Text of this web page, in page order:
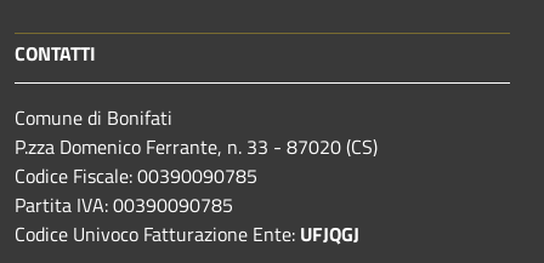
CONTATTI
Comune di Bonifati
P.zza Domenico Ferrante, n. 33 - 87020 (CS)
Codice Fiscale: 00390090785
Partita IVA: 00390090785
Codice Univoco Fatturazione Ente: UFJQGJ